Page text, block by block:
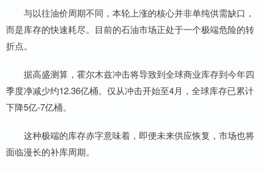
与以往油价周期不同，本轮上涨的核心并非单纯供需缺口，
而是库存的快速耗尽。目前的石油市场正处于一个极端危险的转
折点。
据高盛测算，霍尔木兹冲击将导致到全球商业库存到今年四
季度净减少约12.36亿桶。仅从冲击开始至4月，全球库存已累计
下降5亿-7亿桶。
这种极端的库存赤字意味着，即便未来供应恢复，市场也将
面临漫长的补库周期。